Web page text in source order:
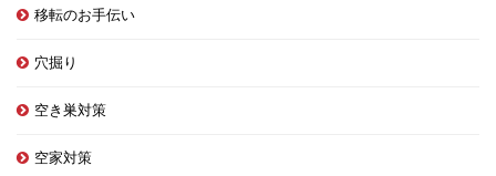
移転のお手伝い
穴掘り
空き巣対策
空家対策